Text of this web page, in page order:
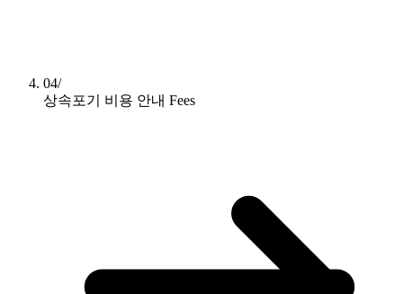
04/
상속포기 비용 안내 Fees